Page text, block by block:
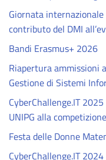
Giornata
contributo del DMI
Bandi Erasmus+ 2026
Riapertura ammissioni
Gestione di Sistemi
CyberChallenge.IT
UNIPG alla
Festa delle Donne
CyberChallenge.IT